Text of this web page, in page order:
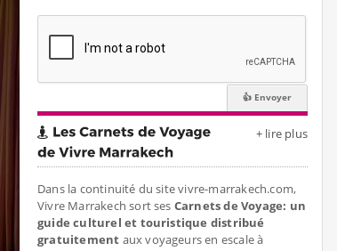
+ lire plus
Dans la continuité du site vivre-marrakech.com,
Vivre Marrakech sort ses Carnets de Voyage: un
guide culturel et touristique distribué
gratuitement aux voyageurs en escale à